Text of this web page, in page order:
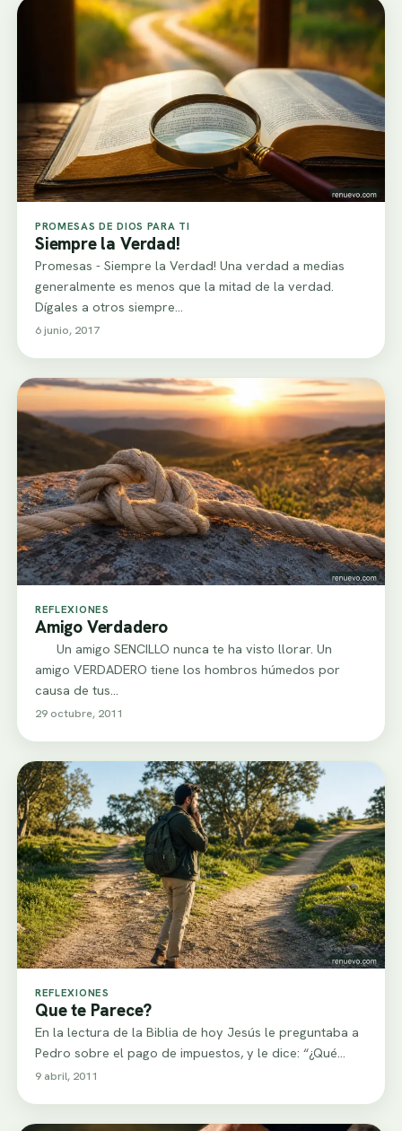
PROMESAS DE DIOS PARA TI
Siempre la Verdad!
Promesas - Siempre la Verdad! Una verdad a medias
generalmente es menos que la mitad de la verdad.
Dígales a otros siempre…
6 junio, 2017
REFLEXIONES
Amigo Verdadero
Un amigo SENCILLO nunca te ha visto llorar. Un
amigo VERDADERO tiene los hombros húmedos por
causa de tus…
29 octubre, 2011
REFLEXIONES
Que te Parece?
En la lectura de la Biblia de hoy Jesús le preguntaba a
Pedro sobre el pago de impuestos, y le dice: “¿Qué…
9 abril, 2011